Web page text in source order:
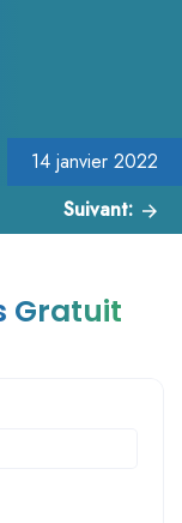
14 janvier 2022
Suivant:
Gratuit